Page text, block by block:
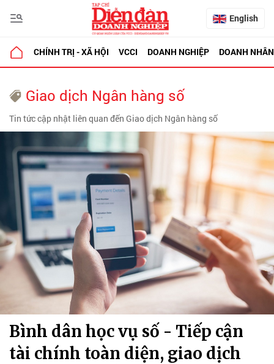
English
CHÍNH TRỊ - XÃ HỘI VCCI DOANH NGHIỆP DOANH NHÂN
Giao dịch Ngân hàng số
Tin tức cập nhật liên quan đến Giao dịch Ngân hàng số
Bình dân học vụ số - Tiếp cận
tài chính toàn diện, giao dịch